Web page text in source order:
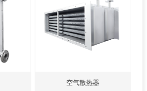
空气散热器